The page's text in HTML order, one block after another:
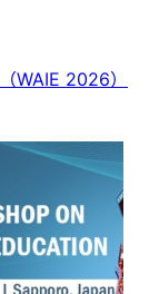
（WAIE 2026）